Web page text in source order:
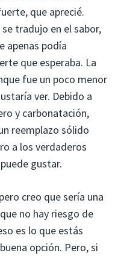
que aprecié.
tradujo en el sabor,
apenas podía
que esperaba. La
fue un poco menor
ver. Debido a
y carbonatación,
reemplazo sólido
a los verdaderos
gustar.
creo que sería una
no hay riesgo de
es lo que estás
opción. Pero, si